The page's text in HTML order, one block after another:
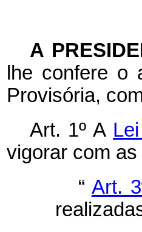
A
lhe confere o
Provisória,
Art. 1º A
vigorar com
“ Art.